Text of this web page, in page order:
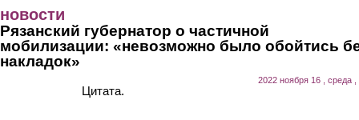
новости
Рязанский губернатор о частичной
мобилизации: «невозможно было обойтись
накладок»
2022 ноября 16 , среда ,
Цитата.